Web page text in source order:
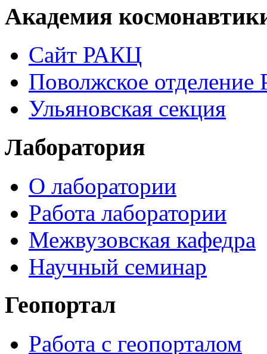
Академия
Сайт РАКЦ
Поволжское
Ульяновская секция
Лаборатория
О лаборатории
Работа лаборатории
Межвузовская кафедра
Научный семинар
Геопортал
Работа с геопорталом